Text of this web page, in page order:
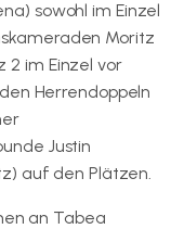
sowohl im Einzel
Moritz
2 im Einzel vor
Herrendoppeln
Justin
auf den Plätzen.
an Tabea